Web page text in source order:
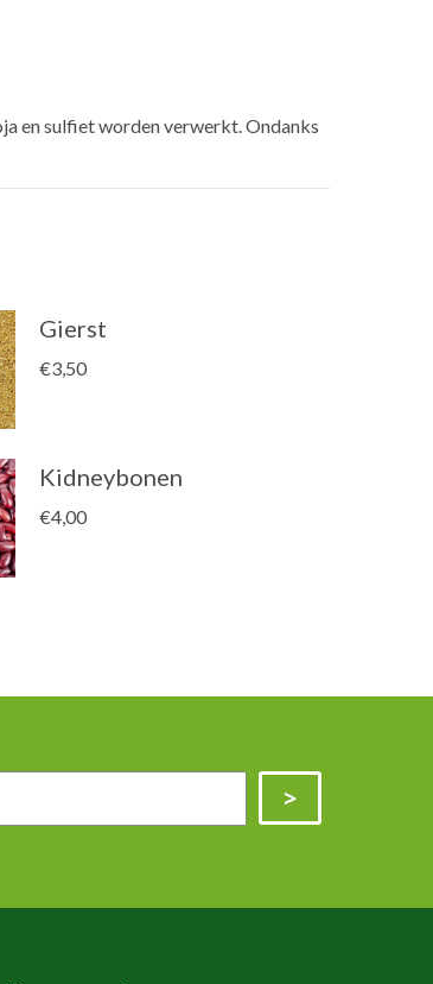
en sulfiet worden verwerkt. Ondanks
Gierst
€3,50
Kidneybonen
€4,00